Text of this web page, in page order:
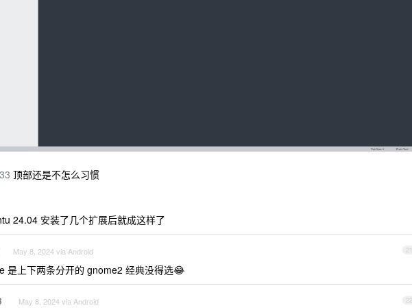
顶部还是不怎么习惯
24.04 安装了几个扩展后就成这样了
21
May 8, 2024 via Android
是上下两条分开的 gnome2 经典没得选😂
22
May 8, 2024 via Android